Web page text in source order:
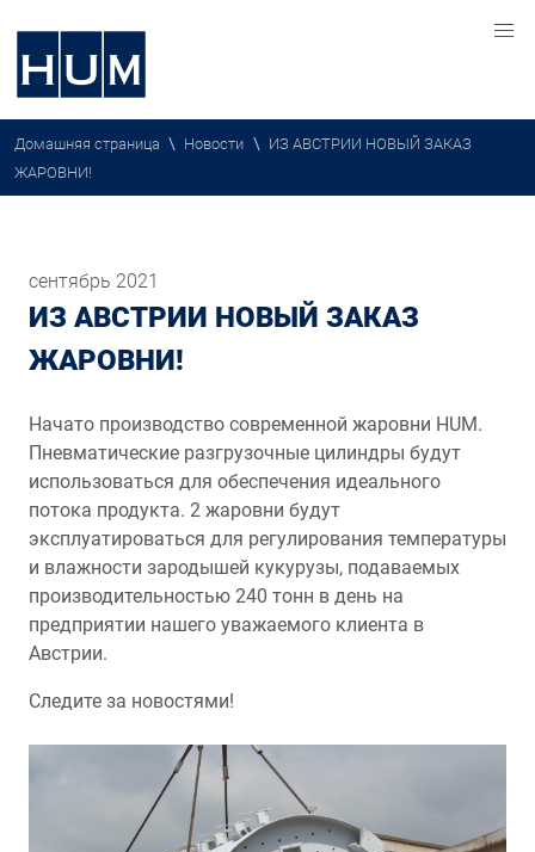
Домашняя страница \ Новости \ ИЗ АВСТРИИ НОВЫЙ ЗАКАЗ
ЖАРОВНИ!
сентябрь 2021
ИЗ АВСТРИИ НОВЫЙ ЗАКАЗ
ЖАРОВНИ!
Начато производство современной жаровни HUM.
Пневматические разгрузочные цилиндры будут
использоваться для обеспечения идеального
потока продукта. 2 жаровни будут
эксплуатироваться для регулирования температуры
и влажности зародышей кукурузы, подаваемых
производительностью 240 тонн в день на
предприятии нашего уважаемого клиента в
Австрии.
Следите за новостями!